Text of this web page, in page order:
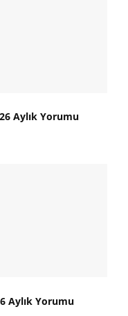
Aylık Yorumu
Aylık Yorumu